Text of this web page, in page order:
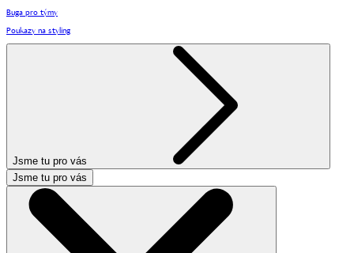
Buga pro týmy
Poukazy na styling
Jsme tu pro vás
Jsme tu pro vás